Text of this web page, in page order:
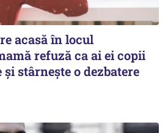
acasă în locul
refuză ca ai ei copii
stârnește o dezbatere